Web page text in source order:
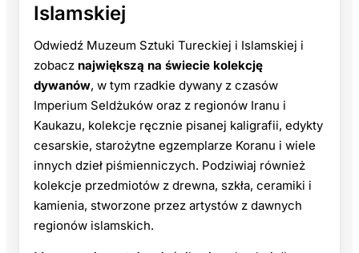
Islamskiej
Odwiedź Muzeum Sztuki Tureckiej i Islamskiej i
zobacz największą na świecie kolekcję
dywanów, w tym rzadkie dywany z czasów
Imperium Seldżuków oraz z regionów Iranu i
Kaukazu, kolekcje ręcznie pisanej kaligrafii, edykty
cesarskie, starożytne egzemplarze Koranu i wiele
innych dzieł piśmienniczych. Podziwiaj również
kolekcje przedmiotów z drewna, szkła, ceramiki i
kamienia, stworzone przez artystów z dawnych
regionów islamskich.